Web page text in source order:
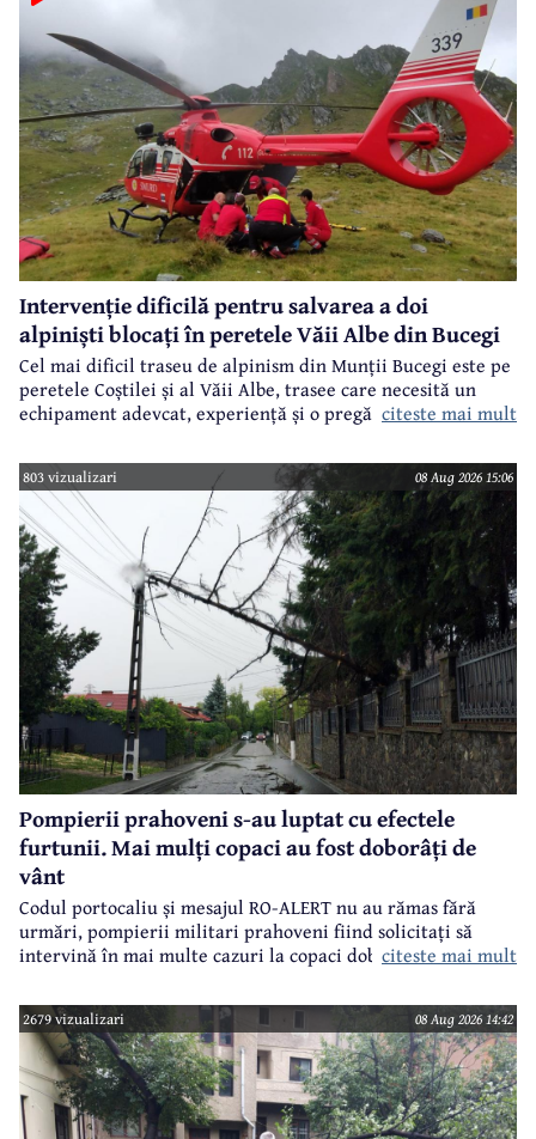
Intervenție dificilă pentru salvarea a doi
alpiniști blocați în peretele Văii Albe din Bucegi
Cel mai dificil traseu de alpinism din Munții Bucegi este pe
peretele Coștilei și al Văii Albe, trasee care necesită un
echipament adevcat, experiență și o pregătire specifică.
citeste mai mult
803 vizualizari 08 Aug 2026 15:06
Pompierii prahoveni s-au luptat cu efectele
furtunii. Mai mulți copaci au fost doborâți de
vânt
Codul portocaliu și mesajul RO-ALERT nu au rămas fără
urmări, pompierii militari prahoveni fiind solicitați să
intervină în mai multe cazuri la copaci doborâți în urma
citeste mai mult
2679 vizualizari 08 Aug 2026 14:42